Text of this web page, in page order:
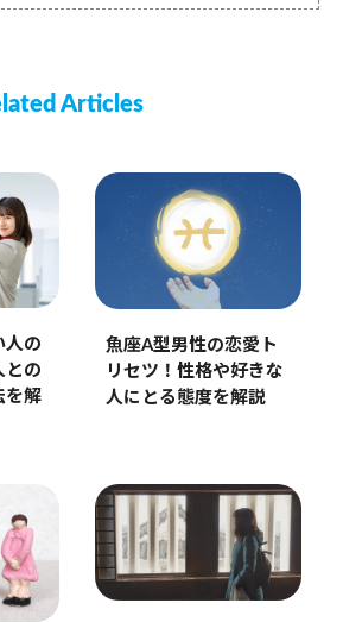
Articles
人の
との
を解
魚座A型男性の恋愛ト
リセツ！性格や好きな
人にとる態度を解説